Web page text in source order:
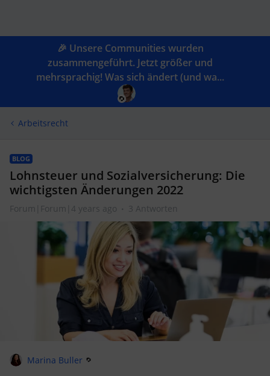
🎉 Unsere Communities wurden
zusammengeführt. Jetzt größer und
mehrsprachig! Was sich ändert (und wa...
Arbeitsrecht
BLOG
Lohnsteuer und Sozialversicherung: Die
wichtigsten Änderungen 2022
Forum|Forum|4 years ago 3 Antworten
Marina Buller